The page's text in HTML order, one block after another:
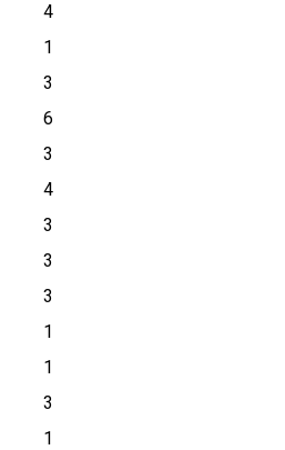
4
1
3
6
3
4
3
3
3
1
1
3
1